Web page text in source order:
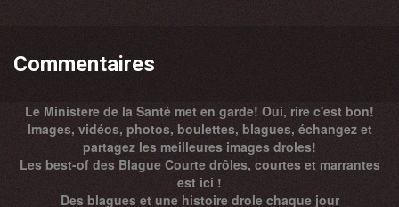
Commentaires
Le Ministere de la Santé met en garde! Oui, rire c'est bon!
Images, vidéos, photos, boulettes, blagues, échangez et
partagez les meilleures images droles!
Les best-of des Blague Courte drôles, courtes et marrantes
est ici !
Des blagueset une histoire drole chaque jour